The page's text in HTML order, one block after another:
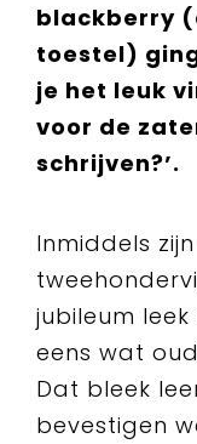
blackberry
toestel)
je het leuk
voor de
schrijven?’.
Inmiddels
jubileum
eens wat
Dat bleek
bevestigen